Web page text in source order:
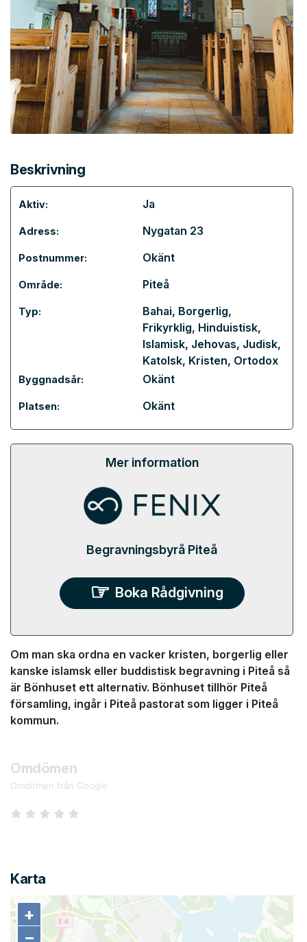
Beskrivning
Aktiv: Ja
Adress: Nygatan 23
Postnummer: Okänt
Område: Piteå
Typ: Bahai, Borgerlig,
Frikyrklig, Hinduistisk,
Islamisk, Jehovas, Judisk,
Katolsk, Kristen, Ortodox
Byggnadsår: Okänt
Platsen: Okänt
Mer information
Begravningsbyrå Piteå
Boka Rådgivning
Om man ska ordna en vacker kristen, borgerlig eller
kanske islamsk eller buddistisk begravning i Piteå så
är Bönhuset ett alternativ. Bönhuset tillhör Piteå
församling, ingår i Piteå pastorat som ligger i Piteå
kommun.
Omdömen
Omdömen från Google
Karta
+
−
+
−